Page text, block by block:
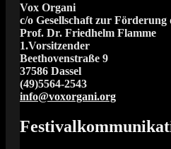
Vox Organi
c/o Gesellschaft zur
Prof. Dr. Friedhelm Flamme
1.Vorsitzender
Beethovenstraße 9
37586 Dassel
(49)5564-2543
info@voxorgani.org